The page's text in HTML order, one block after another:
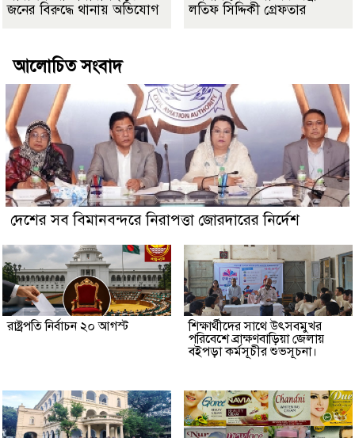
জনের বিরুদ্ধে থানায় অভিযোগ
লতিফ সিদ্দিকী গ্রেফতার
আলোচিত সংবাদ
দেশের সব বিমানবন্দরে নিরাপত্তা জোরদারের নির্দেশ
রাষ্ট্রপতি নির্বাচন ২০ আগস্ট
শিক্ষার্থীদের সাথে উৎসবমুখর
পরিবেশে ব্রাক্ষণবাড়িয়া জেলায়
বইপড়া কর্মসূচীর শুভসূচনা।